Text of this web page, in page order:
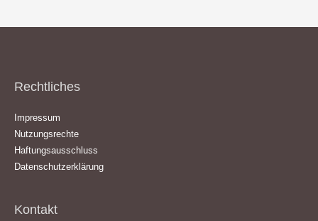
Rechtliches
Impressum
Nutzungsrechte
Haftungsausschluss
Datenschutzerklärung
Kontakt